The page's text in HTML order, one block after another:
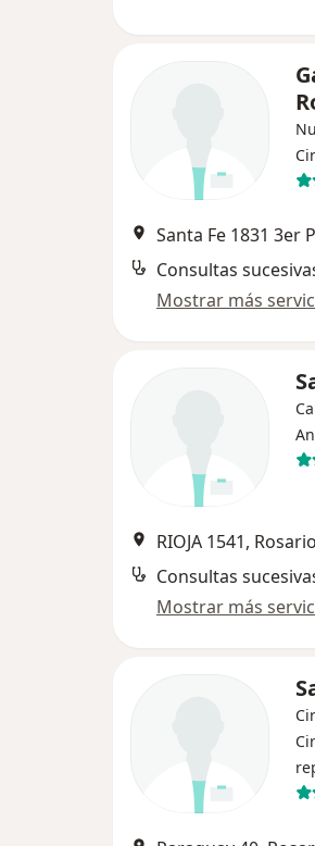
Santa Fe 1831 3er
Consultas
Mostrar más
RIOJA 1541, Rosario
Consultas
Mostrar más